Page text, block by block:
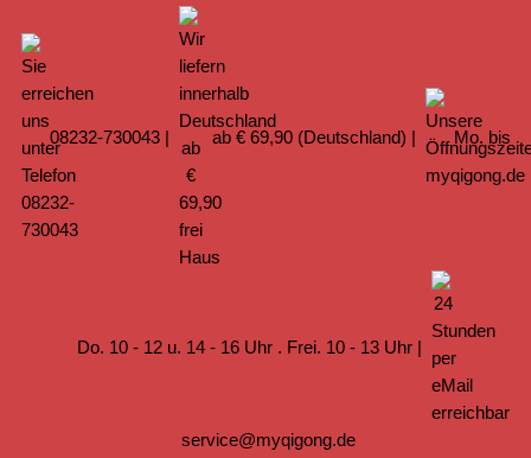
08232-730043| ab € 69,90 (Deutschland) | Mo. bis
Do. 10 - 12 u. 14 - 16 Uhr . Frei. 10 - 13 Uhr |
service@myqigong.de